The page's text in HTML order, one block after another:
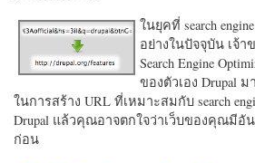
ในยุคที่ search
อย่างในปัจจุบัน เจ้า
Search Engine
ของตัวเอง Drupal
ในการสร้าง URL ที่เหมาะสมกับ search
Drupal แล้วคุณอาจตกใจว่าเว็บของคุณมีอั
ก่อน